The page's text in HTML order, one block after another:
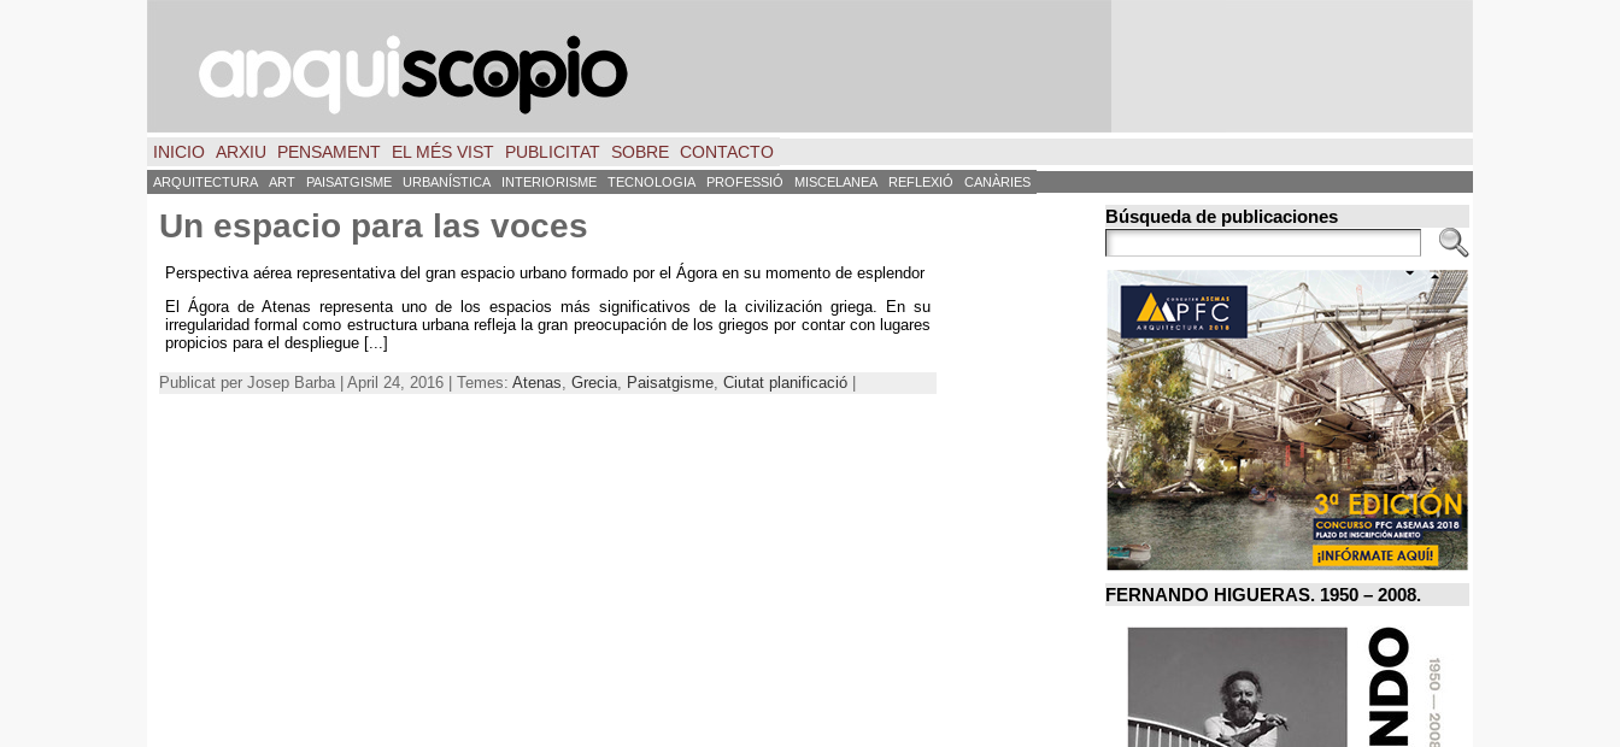
INICIO ARXIU PENSAMENT EL MÉS VIST PUBLICITAT SOBRE CONTACTO
ARQUITECTURA ART PAISATGISME URBANÍSTICA INTERIORISME TECNOLOGIA PROFESSIÓ MISCELANEA REFLEXIÓ CANÀRIES
Un espacio para las voces
Perspectiva aérea representativa del gran espacio urbano formado por el Ágora en su momento de esplendor
El Ágora de Atenas representa uno de los espacios más significativos de la civilización griega
En su
irregularidad formal como estructura urbana refleja la gran preocupación de los griegos por contar con lugares
propicios para el despliegue [...]
Publicat per Josep Barba | April 24, 2016 | Temes: Atenas, Grecia, Paisatgisme, Ciutat planificació
Búsqueda de publicaciones
FERNANDO HIGUERAS. 1950 – 2008.